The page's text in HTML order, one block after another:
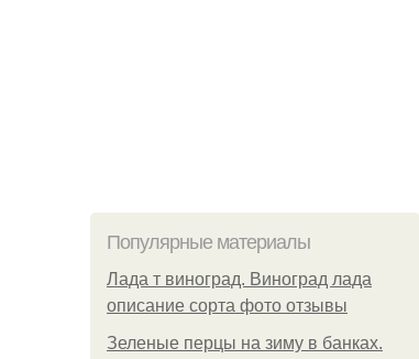
Популярные материалы
Лада т виноград. Виноград лада
описание сорта фото отзывы
Зеленые перцы на зиму в банках.